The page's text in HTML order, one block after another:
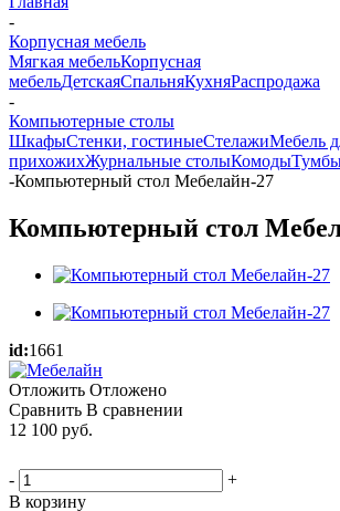
-
Корпусная мебель
Мягкая мебельКорпусная
мебельДетскаяСпальняКухняРаспродажа
-
Компьютерные столы
ШкафыСтенки, гостиныеСтелажиМебель
прихожихЖурнальные столыКомоды
-Компьютерный стол Мебелайн-27
Компьютерный стол
id:1661
Отложить Отложено
Сравнить В сравнении
12 100 руб.
-
+
В корзину